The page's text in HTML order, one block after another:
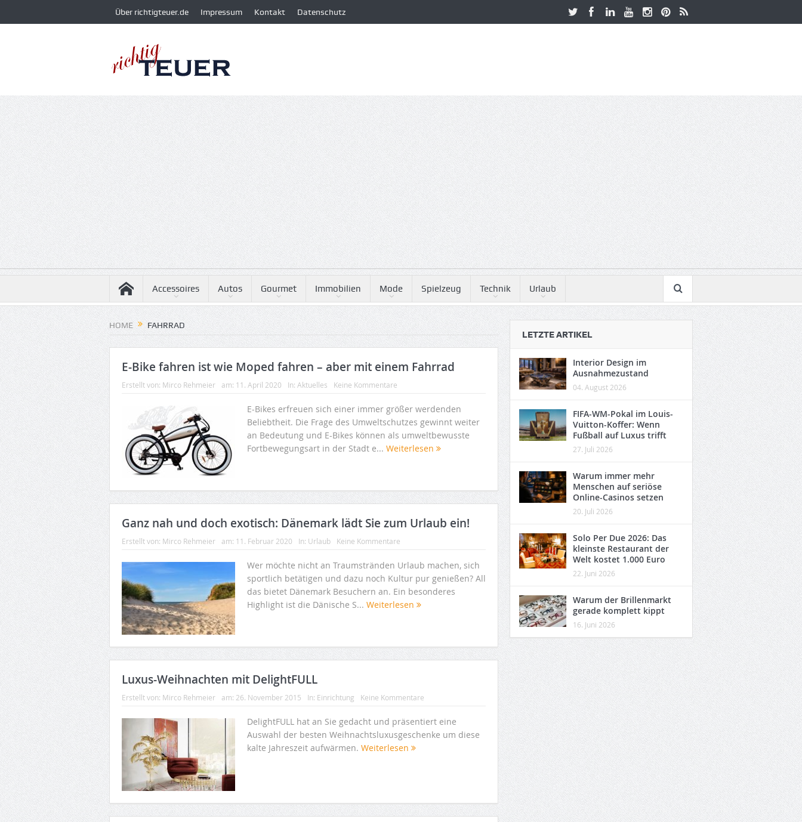
Über richtigteuer.de Impressum Kontakt Datenschutz
Accessoires Autos Gourmet Immobilien Mode Spielzeug Technik Urlaub
HOME FAHRRAD
E-Bike fahren ist wie Moped fahren – aber mit einem Fahrrad
Erstellt von: Mirco Rehmeier am: 11. April 2020 In: Aktuelles Keine Kommentare
E-Bikes erfreuen sich einer immer größer werdenden
Beliebtheit. Die Frage des Umweltschutzes gewinnt weiter
an Bedeutung und E-Bikes können als umweltbewusste
Fortbewegungsart in der Stadt e... Weiterlesen
Ganz nah und doch exotisch: Dänemark lädt Sie zum Urlaub ein!
Erstellt von: Mirco Rehmeier am: 11. Februar 2020 In: Urlaub Keine Kommentare
Wer möchte nicht an Traumstränden Urlaub machen, sich
sportlich betätigen und dazu noch Kultur pur genießen? All
das bietet Dänemark Besuchern an. Ein besonderes
Highlight ist die Dänische S... Weiterlesen
Luxus-Weihnachten mit DelightFULL
Erstellt von: Mirco Rehmeier am: 26. November 2015 In: Einrichtung Keine Kommentare
DelightFULL hat an Sie gedacht und präsentiert eine
Auswahl der besten Weihnachtsluxusgeschenke um diese
kalte Jahreszeit aufwärmen. Weiterlesen
LETZTE ARTIKEL
Interior Design im
Ausnahmezustand
04. August 2026
FIFA-WM-Pokal im Louis-
Vuitton-Koffer: Wenn
Fußball auf Luxus trifft
27. Juli 2026
Warum immer mehr
Menschen auf seriöse
Online-Casinos setzen
20. Juli 2026
Solo Per Due 2026: Das
kleinste Restaurant der
Welt kostet 1.000 Euro
22. Juni 2026
Warum der Brillenmarkt
gerade komplett kippt
16. Juni 2026